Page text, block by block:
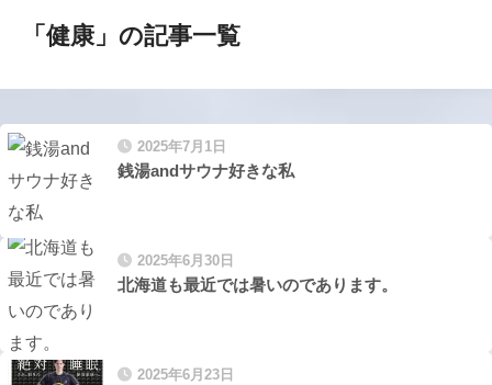
「健康」の記事一覧
2025年7月1日
銭湯andサウナ好きな私
2025年6月30日
北海道も最近では暑いのであります。
2025年6月23日